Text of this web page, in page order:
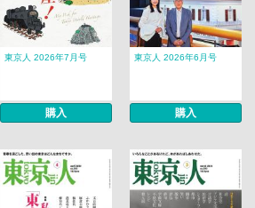
東京人 2026年7月号
購入
東京人 2026年6月号
購入